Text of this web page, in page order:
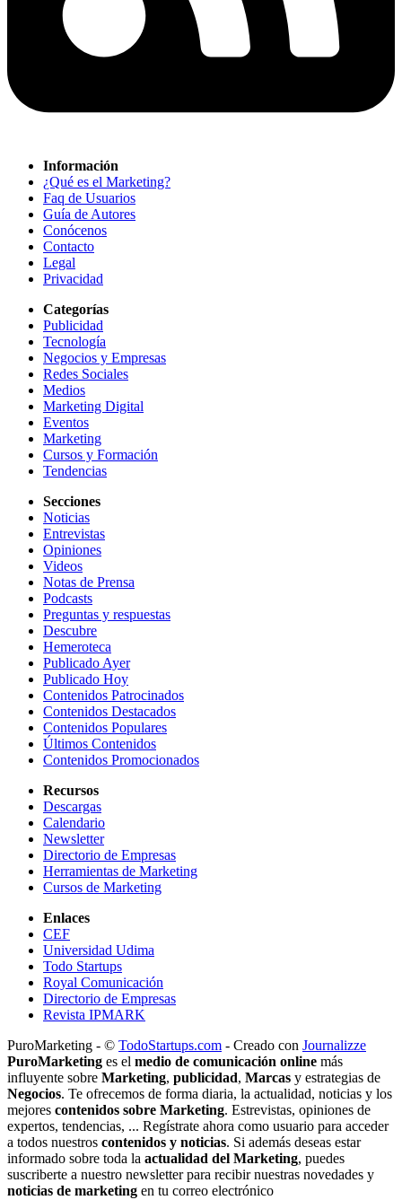
Información
¿Qué es el Marketing?
Faq de Usuarios
Guía de Autores
Conócenos
Contacto
Legal
Privacidad
Categorías
Publicidad
Tecnología
Negocios y Empresas
Redes Sociales
Medios
Marketing Digital
Eventos
Marketing
Cursos y Formación
Tendencias
Secciones
Noticias
Entrevistas
Opiniones
Videos
Notas de Prensa
Podcasts
Preguntas y respuestas
Descubre
Hemeroteca
Publicado Ayer
Publicado Hoy
Contenidos Patrocinados
Contenidos Destacados
Contenidos Populares
Últimos Contenidos
Contenidos Promocionados
Recursos
Descargas
Calendario
Newsletter
Directorio de Empresas
Herramientas de Marketing
Cursos de Marketing
Enlaces
CEF
Universidad Udima
Todo Startups
Royal Comunicación
Directorio de Empresas
Revista IPMARK
PuroMarketing - © TodoStartups.com - Creado con Journalizze
PuroMarketing es el medio de comunicación online más
influyente sobre Marketing, publicidad, Marcas y estrategias de
Negocios. Te ofrecemos de forma diaria, la actualidad, noticias y los
mejores contenidos sobre Marketing. Estrevistas, opiniones de
expertos, tendencias, ... Regístrate ahora como usuario para acceder
a todos nuestros contenidos y noticias. Si además deseas estar
informado sobre toda la actualidad del Marketing, puedes
suscriberte a nuestro newsletter para recibir nuestras novedades y
noticias de marketing en tu correo electrónico